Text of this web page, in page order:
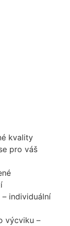
kvality
pro váš
– individuální
výcviku –